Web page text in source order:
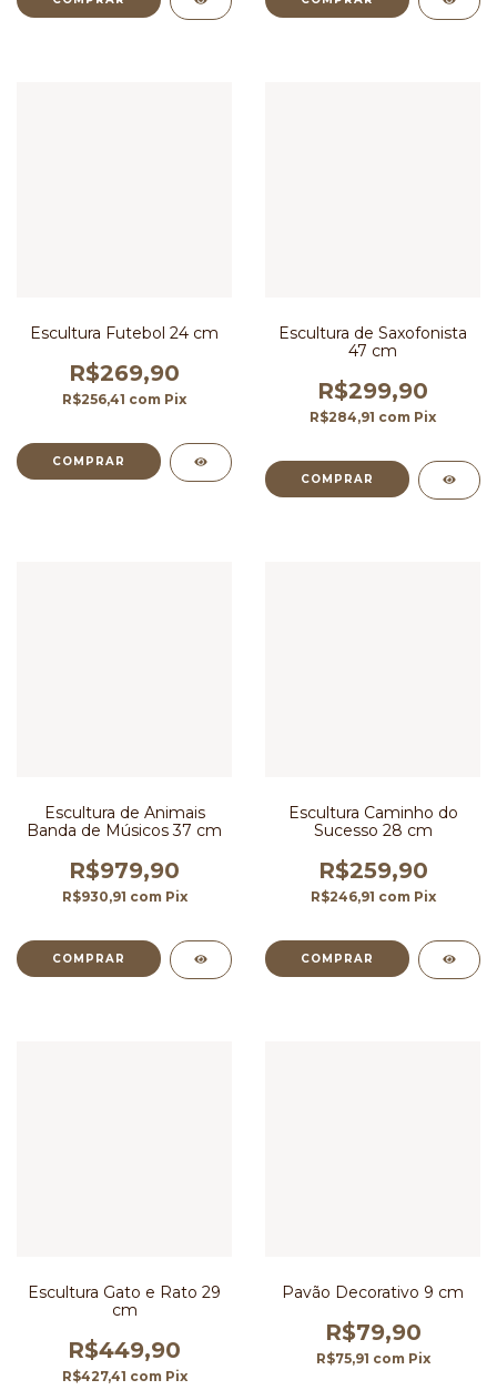
Escultura Futebol 24 cm
R$269,90
R$256,41 com Pix
Escultura de Saxofonista
47 cm
R$299,90
R$284,91 com Pix
Escultura de Animais
Banda de Músicos 37 cm
R$979,90
R$930,91 com Pix
Escultura Caminho do
Sucesso 28 cm
R$259,90
R$246,91 com Pix
Escultura Gato e Rato 29
cm
R$449,90
R$427,41 com Pix
Pavão Decorativo 9 cm
R$79,90
R$75,91 com Pix